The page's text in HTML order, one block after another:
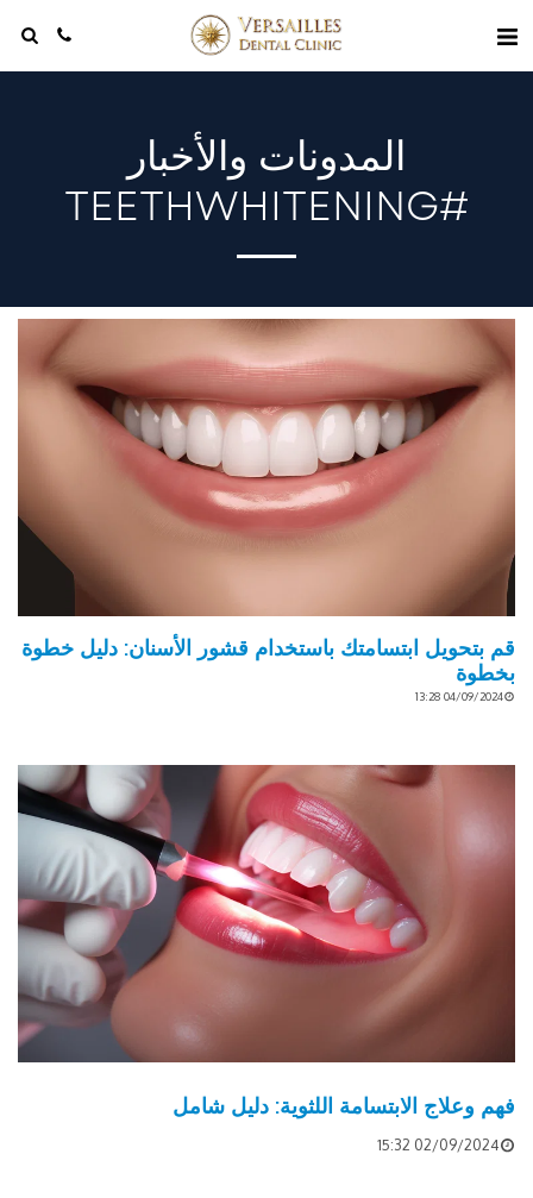
المدونات والأخبار
#TEETHWHITENING
قم بتحويل ابتسامتك باستخدام قشور الأسنان: دليل خطوة
بخطوة
04/09/2024 13:28
فهم وعلاج الابتسامة اللثوية: دليل شامل
02/09/2024 15:32